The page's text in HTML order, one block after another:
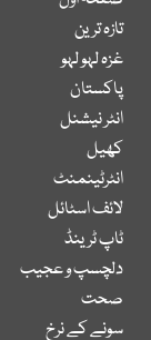
تازہ ترین
غزہ لہو لہو
پاکستان
انٹر نیشنل
کھیل
انٹرٹینمنٹ
لائف اسٹائل
ٹاپ ٹرینڈ
دلچسپ و عجیب
صحت
سونے کے نرخ